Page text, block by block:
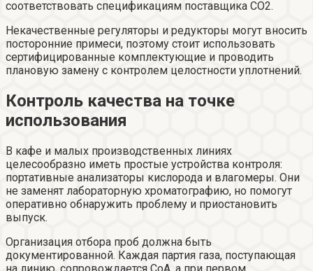
соответствовать спецификациям поставщика CO2.
Некачественные регуляторы и редукторы могут вносить
посторонние примеси, поэтому стоит использовать
сертифицированные комплектующие и проводить
плановую замену с контролем целостности уплотнений.
Контроль качества на точке
использования
В кафе и малых производственных линиях
целесообразно иметь простые устройства контроля:
портативные анализаторы кислорода и влагомеры. Они
не заменят лабораторную хроматографию, но помогут
оперативно обнаружить проблему и приостановить
выпуск.
Организация отбора проб должна быть
документированной. Каждая партия газа, поступающая